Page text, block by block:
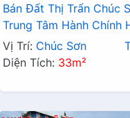
Bán Đất Thị Trấn Chúc
Trung Tâm Hành Chính
Vị Trí: Chúc Sơn
Diện Tích: 33m²